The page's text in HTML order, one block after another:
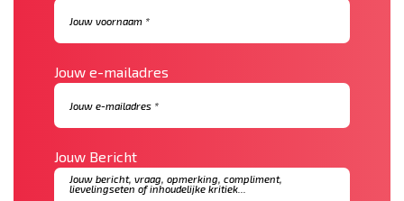
Jouw e-mailadres
Jouw Bericht